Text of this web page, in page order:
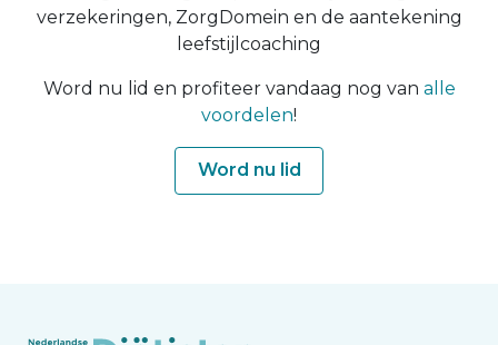
verzekeringen, ZorgDomein en de aantekening
leefstijlcoaching
Word nu lid en profiteer vandaag nog van alle
voordelen!
Word nu lid